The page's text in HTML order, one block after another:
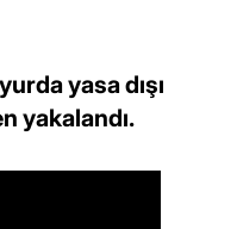
yasa dışı
yakalandı.